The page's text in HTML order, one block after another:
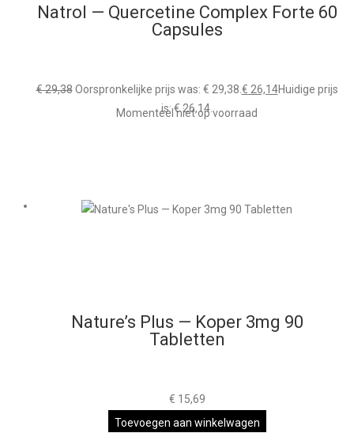
Natrol — Quercetine Complex Forte 60
Capsules
€29,38 Oorspronkelijke prijs was: € 29,38. € 26,14Huidige prijs
is: € 26,14.
Momenteel niet op voorraad
Nature’s Plus — Koper 3mg 90
Tabletten
€ 15,69
Toevoegen aan winkelwagen